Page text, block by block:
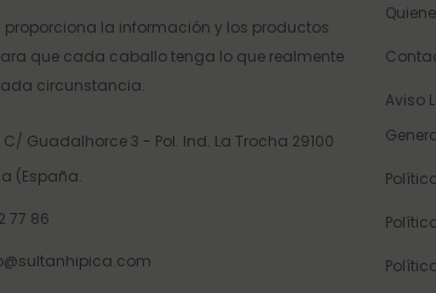
proporciona la información y los productos
que cada caballo tenga lo que realmente
circunstancia.
C/ Guadalhorce 3 - Pol. Ind. La Trocha 29100
(España.
77 86
Aviso